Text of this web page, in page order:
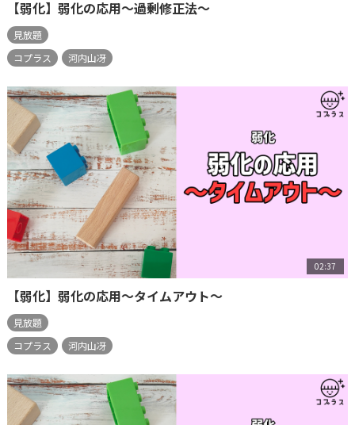
【弱化】弱化の応用～過剰修正法～
見放題
コプラス
河内山冴
02:37
【弱化】弱化の応用～タイムアウト～
見放題
コプラス
河内山冴